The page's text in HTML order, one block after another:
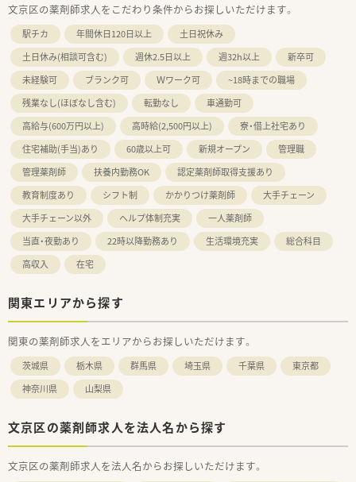
文京区の薬剤師求人をこだわり条件からお探しいただけます。
駅チカ 年間休日120日以上
土日祝休み
土日休み(相談可含む)
週休2.5日以上 週32h以上
新卒可
未経験可
ブランク可 Ｗワーク可
~18時までの職場
残業なし(ほぼなし含む)
転勤なし
車通勤可
高給与(600万円以上)
高時給(2,500円以上)
寮・借上社宅あり
住宅補助(手当)あり
60歳以上可 新規オープン
管理職
管理薬剤師
扶養内勤務OK
認定薬剤師取得支援あり
教育制度あり
シフト制 かかりつけ薬剤師
大手チェーン
大手チェーン以外
ヘルプ体制充実
一人薬剤師
当直・夜勤あり
22時以降勤務あり 生活環境充実
総合科目
高収入
在宅
関東エリアから探す
関東の薬剤師求人をエリアからお探しいただけます。
茨城県 栃木県 群馬県 埼玉県 千葉県
東京都
神奈川県
山梨県
文京区の薬剤師求人を法人名から探す
文京区の薬剤師求人を法人名からお探しいただけます。